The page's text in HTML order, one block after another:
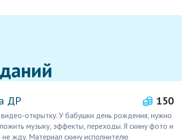
ДР 150
открытку. У бабушки день рождения, нужно
музыку, эффекты, переходы. Я скину фото и
жду. Материал скину исполнителю